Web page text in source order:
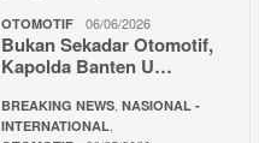
OTOMOTIF 06/06/2026
Bukan Sekadar Otomotif,
Kapolda Banten U…
BREAKING NEWS NASIONAL -
INTERNATIONAL